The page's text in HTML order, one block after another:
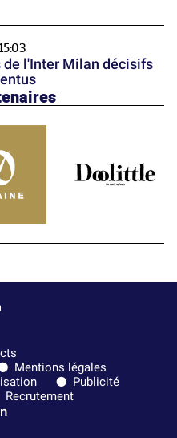
de l'Inter Milan décisifs
Mentions légales
Publicité
Recrutement